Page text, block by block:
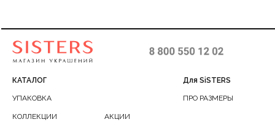
КАТАЛОГ Для SiSTERS
УПАКОВКА
КОЛЛЕКЦИИ
ПРО РАЗМЕРЫ
АКЦИИ